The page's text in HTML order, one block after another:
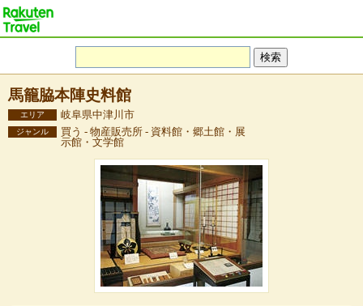
馬籠脇本陣史料館
エリア 岐阜県中津川市
ジャンル
買う - 物産販売所 - 資料館・郷土館・展
示館・文学館